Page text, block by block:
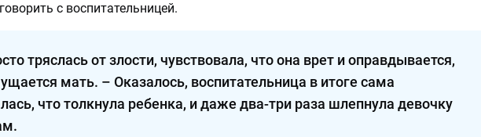
с воспитательницей.
тряслась от злости, чувствовала, что она врет и оправдывается,
мать. – Оказалось, воспитательница в итоге сама
что толкнула ребенка, и даже два-три раза шлепнула девочку